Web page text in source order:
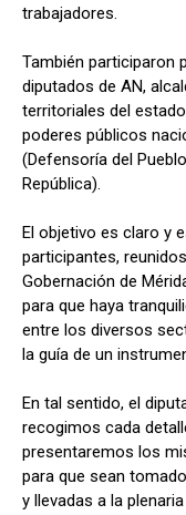
trabajadores.
También participaron
diputados de AN,
territoriales del
poderes públicos
(Defensoría del
República).
El objetivo es claro y
participantes,
Gobernación de
para que haya
entre los diversos
la guía de un
En tal sentido, el
recogimos cada
presentaremos los
para que sean
y llevadas a la